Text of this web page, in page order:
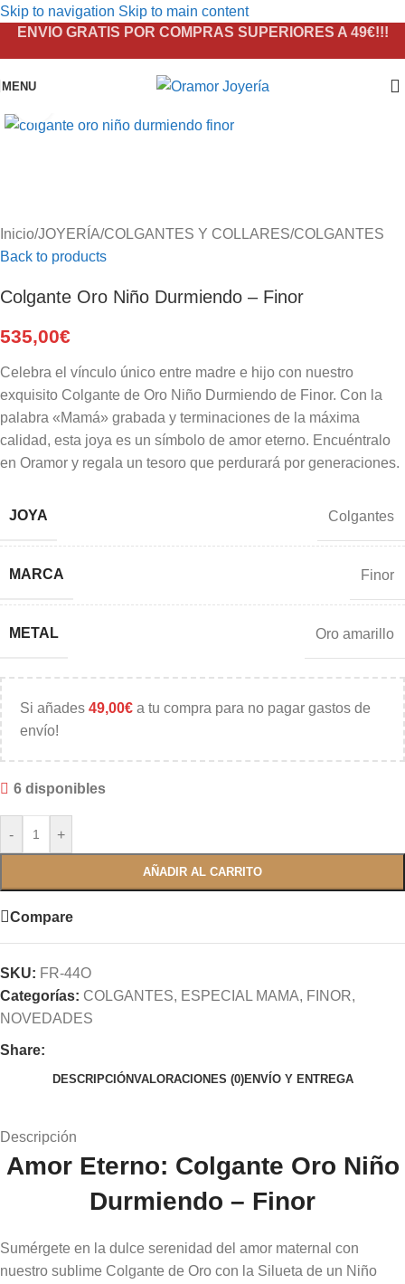
Skip to navigation Skip to main content
ENVIO GRATIS POR COMPRAS SUPERIORES A 49€!!!
MENU
Inicio/JOYERÍA/COLGANTES Y COLLARES/COLGANTES
Back to products
Colgante Oro Niño Durmiendo – Finor
535,00€
Celebra el vínculo único entre madre e hijo con nuestro
exquisito Colgante de Oro Niño Durmiendo de Finor. Con la
palabra «Mamá» grabada y terminaciones de la máxima
calidad, esta joya es un símbolo de amor eterno. Encuéntralo
en Oramor y regala un tesoro que perdurará por generaciones.
JOYA Colgantes
MARCA Finor
METAL Oro amarillo
Si añades 49,00€ a tu compra para no pagar gastos de
envío!
6 disponibles
- +
AÑADIR AL CARRITO
Compare
SKU: FR-44O
Categorías: COLGANTES, ESPECIAL MAMA, FINOR,
NOVEDADES
Share:
DESCRIPCIÓNVALORACIONES (0)ENVÍO Y ENTREGA
Descripción
Amor Eterno: Colgante Oro Niño
Durmiendo – Finor
Sumérgete en la dulce serenidad del amor maternal con
nuestro sublime Colgante de Oro con la Silueta de un Niño